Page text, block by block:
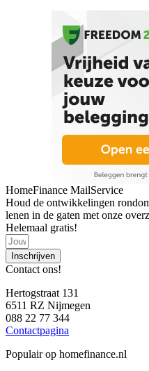
HomeFinance MailService
Houd de ontwikkelingen
lenen in de gaten met onze
Helemaal gratis!
Inschrijven
Contact ons!
Hertogstraat 131
6511 RZ Nijmegen
088 22 77 344
Contactpagina
Populair op homefinance.nl